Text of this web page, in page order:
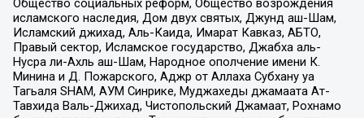
Общество социальных реформ, Общество возрождения
исламского наследия, Дом двух святых, Джунд аш-Шам,
Исламский джихад, Аль-Каида, Имарат Кавказ, АБТО,
Правый сектор, Исламское государство, Джабха аль-
Нусра ли-Ахль аш-Шам, Народное ополчение имени К.
Минина и Д. Пожарского, Аджр от Аллаха Субхану уа
Тагьаля SHAM, АУМ Синрике, Муджахеды джамаата Ат-
Тавхида Валь-Джихад, Чистопольский Джамаат, Рохнамо